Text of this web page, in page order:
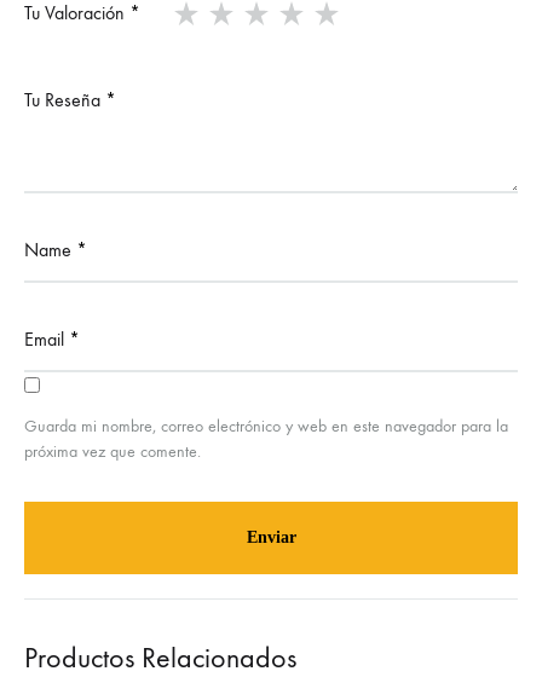
Tu Valoración *
Tu Reseña *
Name *
Email *
Guarda mi nombre, correo electrónico y web en este navegador para la
próxima vez que comente.
Productos Relacionados